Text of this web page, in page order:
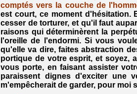
comptés vers la couche de
est court, ce moment d'hésitation.
cesser de torturer, et qu'il faut
raisons qui déterminèrent la
l'oreille de l'endormi. Si vous
qu'elle va dire, faites abstraction
portique de votre esprit, et soyez,
vous porte, en faisant assister
paraissent dignes d'exciter une
m'empêcherait de garder, pour moi